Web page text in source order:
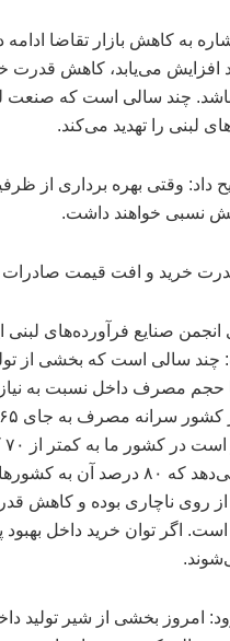
افزایش می‌یابد، کاهش قدرت
چند سالی است که صنعت
لبنی را تهدید می‌کند.
داد: وقتی بهره برداری از
نسبی خواهند داشت.
خرید و افت قیمت صادرات
صنایع فرآورده‌های
سالی است که بخشی از
حجم مصرف داخل نسبت به
هم رخ می‌دهد که ۸۰
از روی ناچاری بوده و کاهش
است. اگر توان خرید داخل
امروز بخشی از شیر تولید